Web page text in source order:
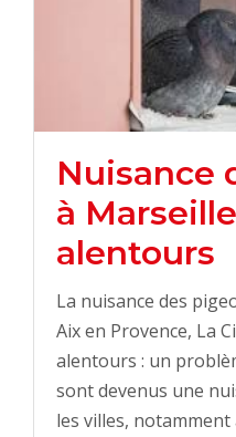
Nuisance
à
alentours
La nuisance des
Aix en Provence, La
alentours : un
sont devenus une
les villes,